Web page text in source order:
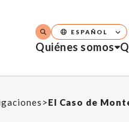
Quiénes somos
ESPAÑOL
>El Caso de